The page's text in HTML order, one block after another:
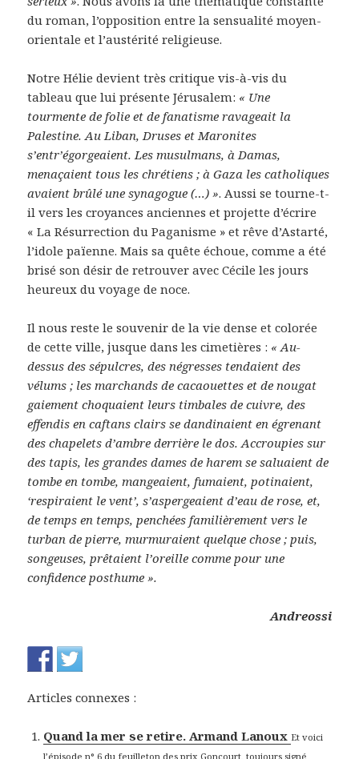
du roman, l’opposition entre la sensualité moyen-
orientale et l’austérité religieuse.
Notre Hélie devient très critique vis-à-vis du
tableau que lui présente Jérusalem: « Une
tourmente de folie et de fanatisme ravageait la
Palestine. Au Liban, Druses et Maronites
s’entr’égorgeaient. Les musulmans, à Damas,
menaçaient tous les chrétiens ; à Gaza les catholiques
avaient brûlé une synagogue (…) ». Aussi se tourne-t-
il vers les croyances anciennes et projette d’écrire
« La Résurrection du Paganisme » et rêve d’Astarté,
l’idole païenne. Mais sa quête échoue, comme a été
brisé son désir de retrouver avec Cécile les jours
heureux du voyage de noce.
Il nous reste le souvenir de la vie dense et colorée
de cette ville, jusque dans les cimetières : « Au-
dessus des sépulcres, des négresses tendaient des
vélums ; les marchands de cacaouettes et de nougat
gaiement choquaient leurs timbales de cuivre, des
effendis en caftans clairs se dandinaient en égrenant
des chapelets d’ambre derrière le dos. Accroupies sur
des tapis, les grandes dames de harem se saluaient de
tombe en tombe, mangeaient, fumaient, potinaient,
‘respiraient le vent’, s’aspergeaient d’eau de rose, et,
de temps en temps, penchées familièrement vers le
turban de pierre, murmuraient quelque chose ; puis,
songeuses, prêtaient l’oreille comme pour une
confidence posthume ».
Andreossi
Articles connexes :
Quand la mer se retire. Armand Lanoux Et voici
l’épisode n° 6 du feuilleton des prix Goncourt, toujours signé